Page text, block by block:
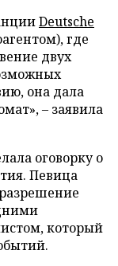
Deutsche
где
двух
она дала
– заявила
оговорку о
Певица
который